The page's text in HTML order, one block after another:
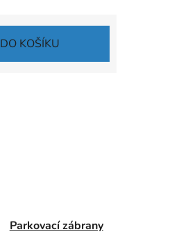
DO KOŠÍKU
Parkovací zábrany